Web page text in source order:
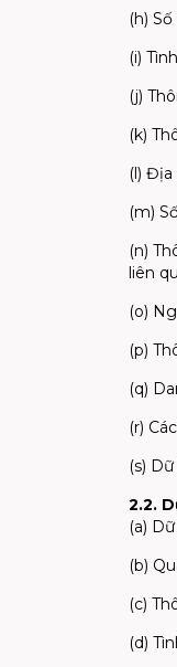
(h)
(i)
(j)
(k)
(l)
(m)
(n)
liên
(o)
(p)
(q)
(r)
(s)
2.2.
(a)
(b)
(c)
(d)